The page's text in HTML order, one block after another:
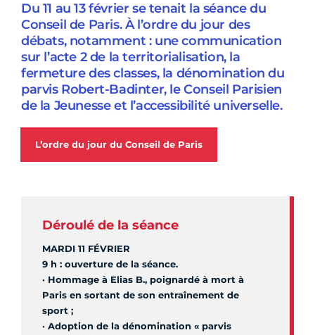
Du 11 au 13 février se tenait la séance du
Conseil de Paris. À l’ordre du jour des
débats, notamment : une communication
sur l’acte 2 de la territorialisation, la
fermeture des classes, la dénomination du
parvis Robert-Badinter, le Conseil Parisien
de la Jeunesse et l’accessibilité universelle.
L’ordre du jour du Conseil de Paris
Déroulé de la séance
MARDI 11 FÉVRIER
9 h : ouverture de la séance.
· Hommage à Elias B., poignardé à mort à
Paris en sortant de son entraînement de
sport ;
· Adoption de la dénomination « parvis